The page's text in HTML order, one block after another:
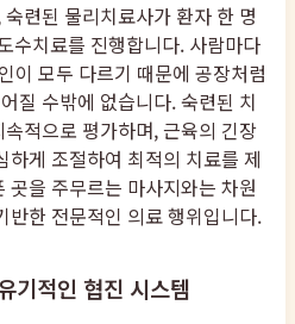
련된 물리치료사가 환자 한 명
수치료를 진행합니다. 사람마다
이 모두 다르기 때문에 공장처럼
질 수밖에 없습니다. 숙련된 치
적으로 평가하며, 근육의 긴장
하게 조절하여 최적의 치료를 제
을 주무르는 마사지와는 차원
반한 전문적인 의료 행위입니다.
기적인 협진 시스템